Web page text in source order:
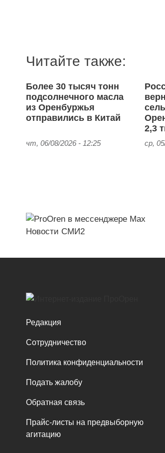
Читайте также:
Более 30 тысяч тонн
подсолнечного масла
из Оренбуржья
отправились в Китай
чт, 06/08/2026 - 12:25
2,3
ср,
Новости СМИ2
Редакция
Сотрудничество
Политика конфиденциальности
Подать жалобу
Обратная связь
Прайс-листы на предвыборную
агитацию